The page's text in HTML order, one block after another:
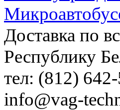
Доставка по
Республику
тел: (812)
info@vag-